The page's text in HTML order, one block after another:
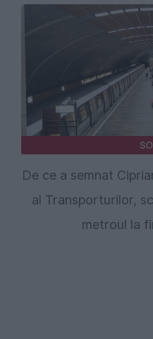
De ce a semnat
al Transporturilor,
metroul la